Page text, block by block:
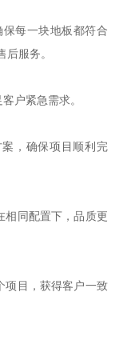
每一块地板都符合
服务。
户紧急需求。
，确保项目顺利完
相同配置下，品质更
项目，获得客户一致